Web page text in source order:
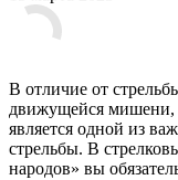
В отличие от
движущейся мишени,
является одной из
стрельбы. В
народов» вы